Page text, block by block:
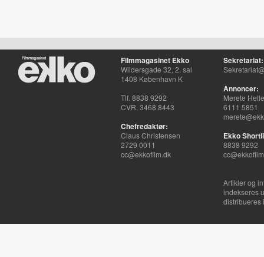
Filmmagasinet Ekko
Wildersgade 32, 2. sal
1408 København K
Tlf. 8838 9292
CVR. 3468 8443
Chefredaktør:
Claus Christensen
2729 0011
cc@ekkofilm.dk
Sekretariat:
Annoncer:
Merete
6111 5851
Ekko
8838 9292
Artikler og
indekseres
distribueres